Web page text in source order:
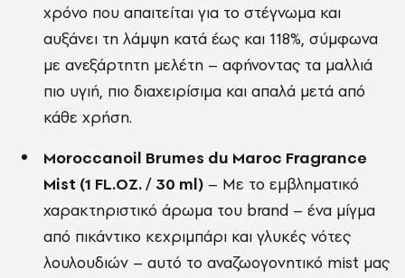
χρόνο που απαιτείται για το στέγνωμα και
αυξάνει τη λάμψη κατά έως και 118%, σύμφωνα
με ανεξάρτητη μελέτη – αφήνοντας τα μαλλιά
πιο υγιή, πιο διαχειρίσιμα και απαλά μετά από
κάθε χρήση.
Moroccanoil Brumes du Maroc Fragrance
Mist (1 FL.OZ. / 30 ml) – Με το εμβληματικό
χαρακτηριστικό άρωμα του brand – ένα μίγμα
από πικάντικο κεχριμπάρι και γλυκές νότες
λουλουδιών – αυτό το αναζωογονητικό mist μας